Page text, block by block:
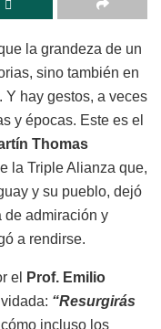
la grandeza de un
sino también en
Y hay gestos, a veces
y épocas. Este es el
Thomas
la Triple Alianza que,
y su pueblo, dejó
de admiración y
a rendirse.
el
Prof. Emilio
“Resurgirás
incluso los